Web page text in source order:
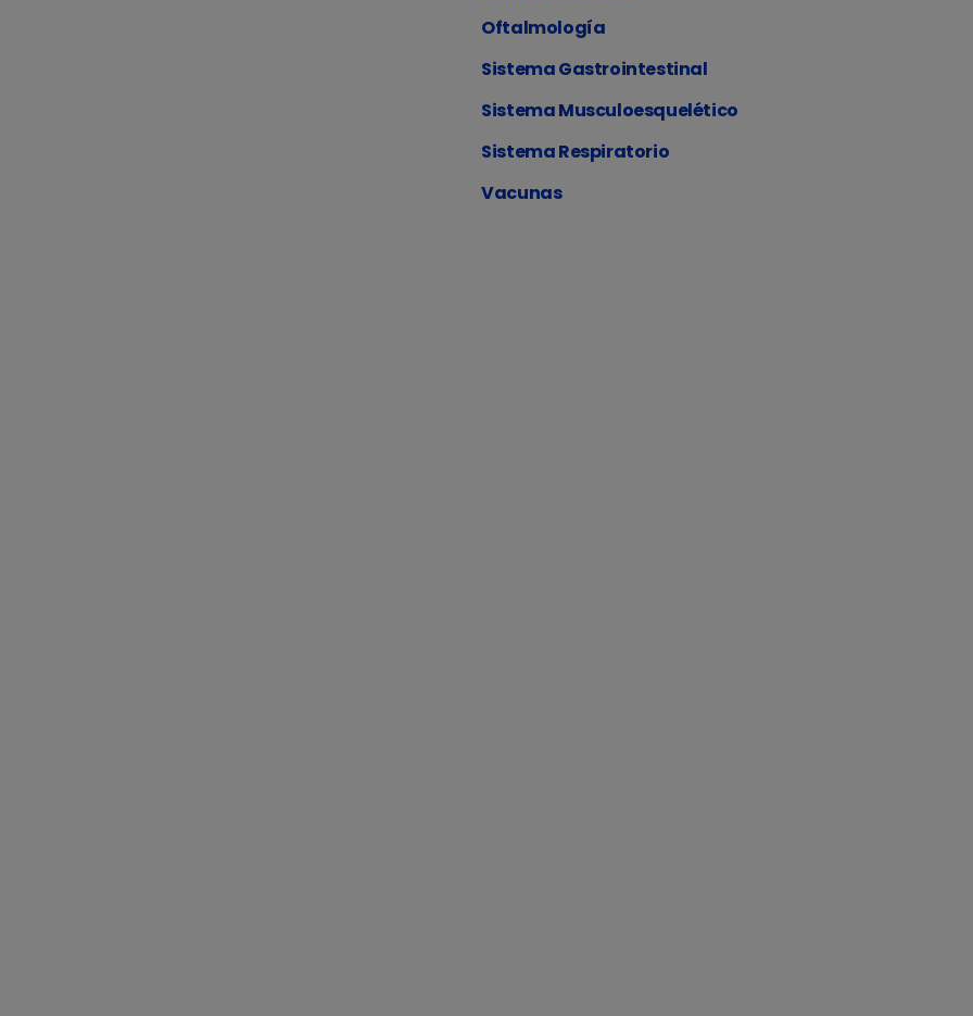
Oftalmología
Sistema Gastrointestinal
Sistema Musculoesquelético
Sistema Respiratorio
Vacunas